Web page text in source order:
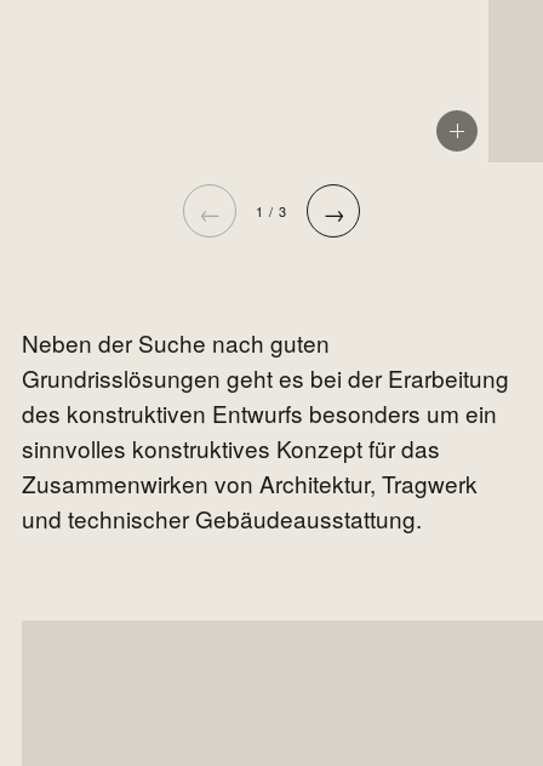
← 1 / 3 →
Neben der Suche nach guten
Grundrisslösungen geht es bei der Erarbeitung
des konstruktiven Entwurfs besonders um ein
sinnvolles konstruktives Konzept für das
Zusammenwirken von Architektur, Tragwerk
und technischer Gebäudeausstattung.